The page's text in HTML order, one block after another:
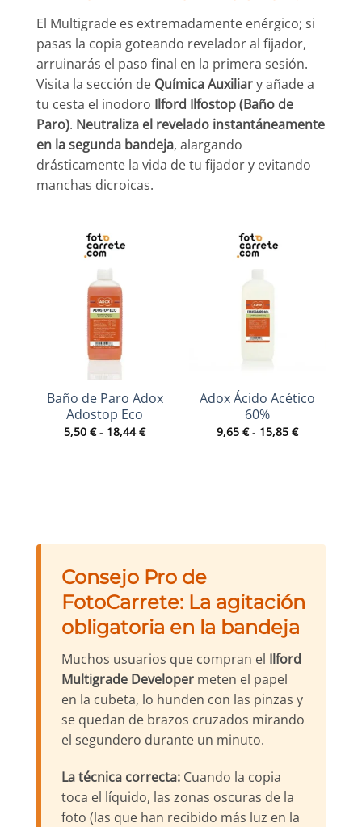
El Multigrade es extremadamente enérgico; si
pasas la copia goteando revelador al fijador,
arruinarás el paso final en la primera sesión.
Visita la sección de Química Auxiliary añade a
tu cesta el inodoro Ilford Ilfostop (Baño de
Paro). Neutraliza el revelado instantáneamente
en la segunda bandeja, alargando
drásticamente la vida de tu fijador y evitando
manchas dicroicas.
Baño de Paro Adox
Adostop Eco
5,50 € - 18,44€Rango
de
Adox Ácido Acético
60%
9,65 € - 15,85 €Rango
de
Consejo Pro de
FotoCarrete: La agitación
obligatoria en la bandeja
Muchos usuarios que compran el Ilford
Multigrade Developer meten el papel
en la cubeta, lo hunden con las pinzas y
se quedan de brazos cruzados mirando
el segundero durante un minuto.
La técnica correcta: Cuando la copia
toca el líquido, las zonas oscuras de la
foto (las que han recibido más luz en la